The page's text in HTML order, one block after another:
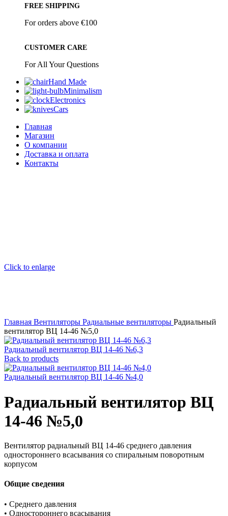
FREE SHIPPING
For orders above €100
CUSTOMER CARE
For All Your Questions
Hand Made
Minimalism
Electronics
Cars
Главная
Магазин
О компании
Доставка и оплата
Контакты
Click to enlarge
Главная Вентиляторы Радиальные вентиляторы Радиальный
вентилятор ВЦ 14-46 №5,0
Радиальный вентилятор ВЦ 14-46 №6,3
Back to products
Радиальный вентилятор ВЦ 14-46 №4,0
Радиальный вентилятор ВЦ
14-46 №5,0
Вентилятор радиальный ВЦ 14-46 среднего давления
одностороннего всасывания со спиральным поворотным
корпусом
Общие сведения
• Среднего давления
• Одностороннего всасывания